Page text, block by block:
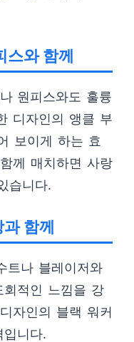
스와 함께
원피스와도 훌륭
디자인의 앵클 부
보이게 하는 효
께 매치하면 사랑
습니다.
함께
트나 블레이저와
회적인 느낌을 강
자인의 블랙 워커
니다.